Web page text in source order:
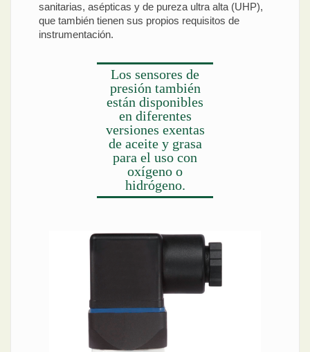
sanitarias, asépticas y de pureza ultra alta (UHP),
que también tienen sus propios requisitos de
instrumentación.
Los sensores de
presión también
están disponibles
en diferentes
versiones exentas
de aceite y grasa
para el uso con
oxígeno o
hidrógeno.